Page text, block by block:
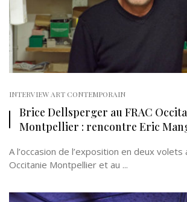
INTERVIEW ART CONTEMPORAIN
Brice Dellsperger au FRAC
Montpellier : rencontre Eric
A l’occasion de l’exposition en deux volets
Occitanie Montpellier et au ...